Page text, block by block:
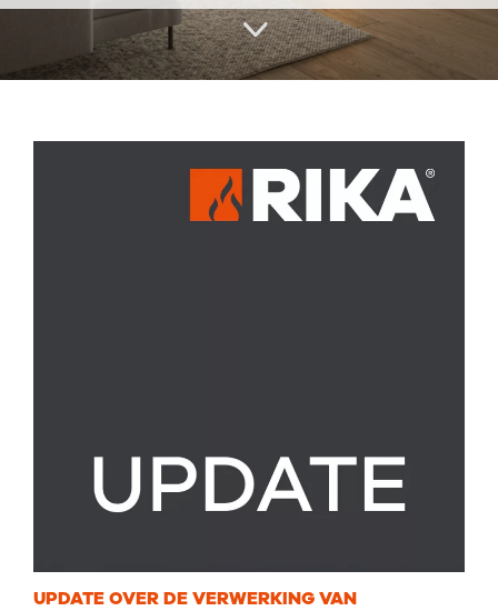
UPDATE OVER DE VERWERKING VAN